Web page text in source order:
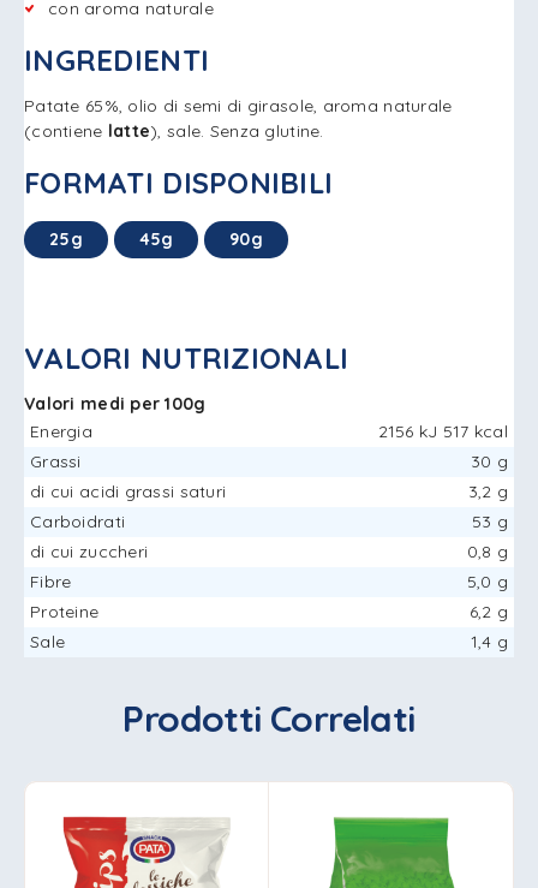
con aroma naturale
INGREDIENTI
Patate 65%, olio di semi di girasole, aroma naturale
(contiene latte), sale. Senza glutine.
FORMATI DISPONIBILI
25g 45g 90g
VALORI NUTRIZIONALI
Valori medi per 100g
Energia
2156 kJ 517 kcal
Grassi
30 g
di cui acidi grassi saturi
3,2 g
Carboidrati
53 g
di cui zuccheri
0,8 g
Fibre
5,0 g
Proteine
6,2 g
Sale
1,4 g
Prodotti Correlati